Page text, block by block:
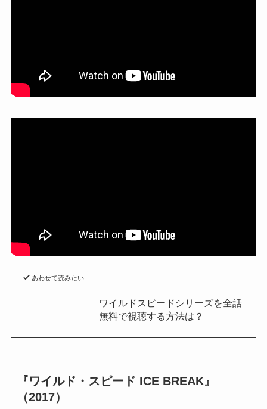
あわせて読みたい
ワイルドスピードシリーズを全話
無料で視聴する方法は？
『ワイルド・スピード ICE BREAK』
（2017）